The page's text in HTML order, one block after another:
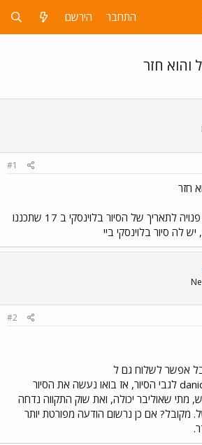
התחבר הירשם
והוא חזר
#1
חזר
דיברתי עם אוליבר והיא פנויה לתאריך של הסיור בלוינסקי ב 17 שתכננו
לה סיור בלוינסקי ביי
#2
אפשר לשלוח גם ל
לגבי הסיור, אז בואו נעשה את הסיור
ב-24 לחודש, מתי שאוליבר יכולה, ואת שוק התקווה נדחה
מקובל? אם כן נרשום הודעה מפורטת יותר